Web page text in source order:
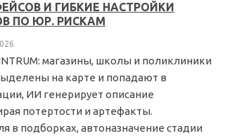
И ГИБКИЕ НАСТРОЙКИ
ПО ЮР. РИСКАМ
магазины, школы и поликлиники
на карте и попадают в
ИИ генерирует описание
потертости и артефакты.
в подборках, автоназначение стадии